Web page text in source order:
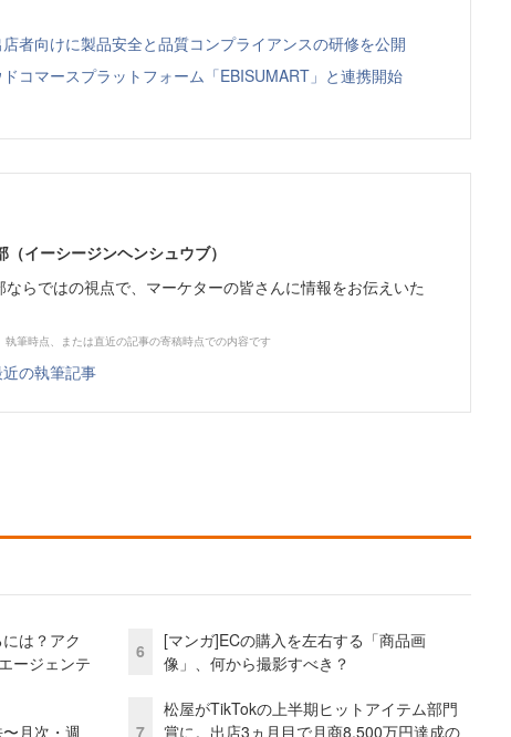
者向けに製品安全と品質コンプライアンスの研修を公開
ドコマースプラットフォーム「EBISUMART」と連携開始
イーシージンヘンシュウブ）
ならではの視点で、マーケターの皆さんに情報をお伝えいた
執筆時点、または直近の記事の寄稿時点での内容です
の執筆記事
は？アク
ージェンテ
月次・週
6
[マンガ]ECの購入を左右する「商品画
像」、何から撮影すべき？
7
松屋がTikTokの上半期ヒットアイテム部門
賞に。出店3ヵ月目で月商8,500万円達成の